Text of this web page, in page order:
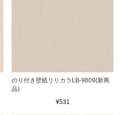
のり付き壁紙リリカラLB-9809(新商
品)
¥531